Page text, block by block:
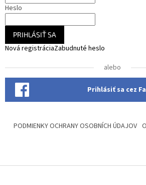
Heslo
PRIHLÁSIŤ SA
Nová registráciaZabudnuté heslo
alebo
Prihlásiť sa cez
PODMIENKY OCHRANY OSOBNÍCH ÚDAJOV